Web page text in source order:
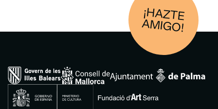
¡HAZTE
AM
IGO!